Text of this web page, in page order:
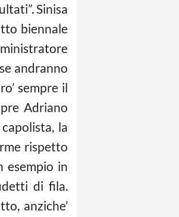
Sinisa
biennale
andranno
sempre il
Adriano
la
rispetto
esempio in
di fila.
anziche’